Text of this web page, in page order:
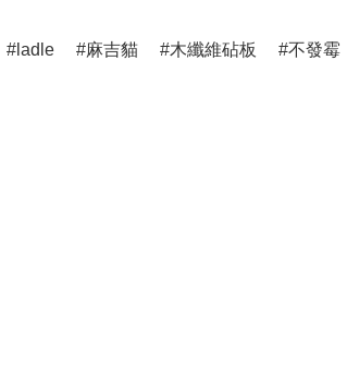
ladle 麻吉貓 木纖維砧板 不發霉